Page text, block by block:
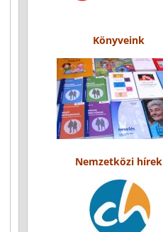
Könyveink
Nemzetközi hírek